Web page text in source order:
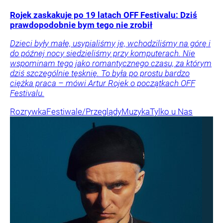
Rojek zaskakuje po 19 latach OFF Festivalu: Dziś
prawdopodobnie bym tego nie zrobił
Dzieci były małe, usypialiśmy je, wchodziliśmy na górę i
do późnej nocy siedzieliśmy przy komputerach. Nie
wspominam tego jako romantycznego czasu, za którym
dziś szczególnie tęsknię. To była po prostu bardzo
ciężka praca – mówi Artur Rojek o początkach OFF
Festivalu.
RozrywkaFestiwale/PrzeglądyMuzykaTylko u Nas